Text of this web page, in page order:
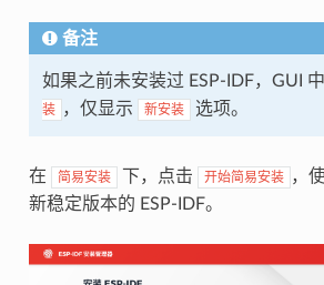
备注
如果之前未安装过 ESP-IDF，GUI
装 ，仅显示 新安装 选项。
在 简易安装 下，点击 开始简易安装 ，
新稳定版本的 ESP-IDF。